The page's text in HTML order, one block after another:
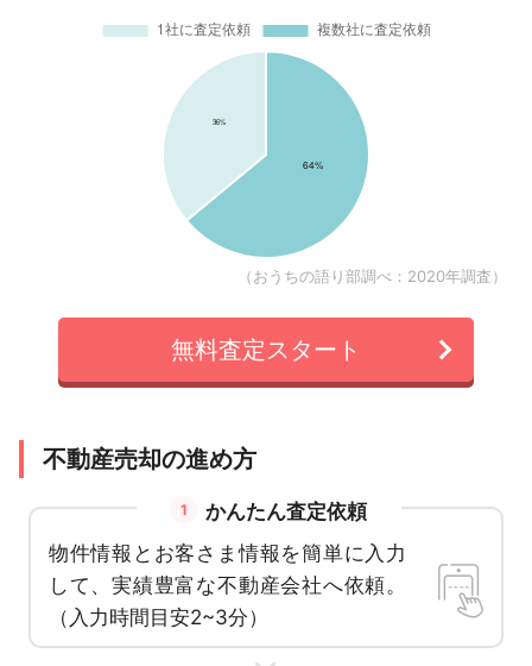
（おうちの語り部調べ：2020年調査）
無料査定スタート
不動産売却の進め方
1
かんたん査定依頼
物件情報とお客さま情報を簡単に入力
して、実績豊富な不動産会社へ依頼。
（入力時間目安2~3分）